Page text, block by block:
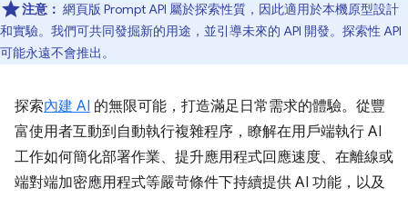
注意： 網頁版 Prompt API 屬於探索性質，因此適用於本機原型設計
和實驗。我們可共同發掘新的用途，並引導未來的 API 開發。探索性 API
可能永遠不會推出。
探索內建 AI 的無限可能，打造滿足日常需求的體驗。從豐
富使用者互動到自動執行複雜程序，瞭解在用戶端執行 AI
工作如何簡化部署作業、提升應用程式回應速度、在離線或
端對端加密應用程式等嚴苛條件下持續提供 AI 功能，以及